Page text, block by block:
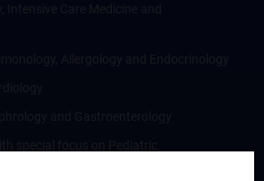
Anna Children’s Hospital)